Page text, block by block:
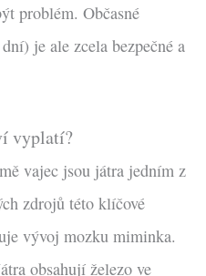
problém. Občasné
je ale zcela bezpečné a
vyplatí?
vajec jsou játra jedním z
zdrojů této klíčové
vývoj mozku miminka.
obsahují železo ve